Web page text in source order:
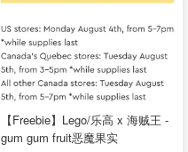
【Freebie】Lego/乐高 x 海贼王 -
gum gum fruit恶魔果实